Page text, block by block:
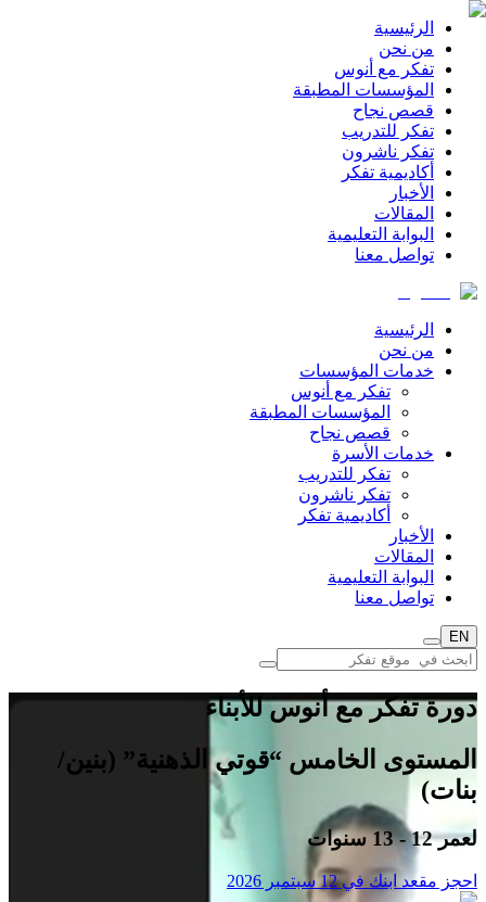
الرئيسية
من نحن
تفكر مع أنوس
المؤسسات المطبقة
قصص نجاح
تفكر للتدريب
تفكر ناشرون
أكاديمية تفكر
الأخبار
المقالات
البوابة التعليمية
تواصل معنا
الرئيسية
من نحن
خدمات المؤسسات
تفكر مع أنوس
المؤسسات المطبقة
قصص نجاح
خدمات الأسرة
تفكر للتدريب
تفكر ناشرون
أكاديمية تفكر
الأخبار
المقالات
البوابة التعليمية
تواصل معنا
EN
دورة تفكر مع أنوس للأبناء
المستوى الخامس “قوتي الذهنية” (بنين/
بنات)
لعمر12 - 13 سنوات
احجز مقعد ابنك في12 سبتمبر 2026